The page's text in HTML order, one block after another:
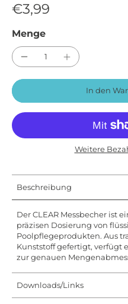
€3,99
Menge
In den
Weitere
Beschreibung
Der CLEAR Messbecher ist
präzisen Dosierung von
Poolpflegeprodukten. Aus
Kunststoff gefertigt, verfügt
zur genauen
Downloads/Links